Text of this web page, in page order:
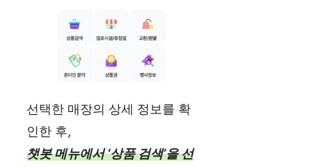
선택한 매장의 상세 정보를 확
인한 후,
챗봇 메뉴에서 ‘상품 검색’을 선